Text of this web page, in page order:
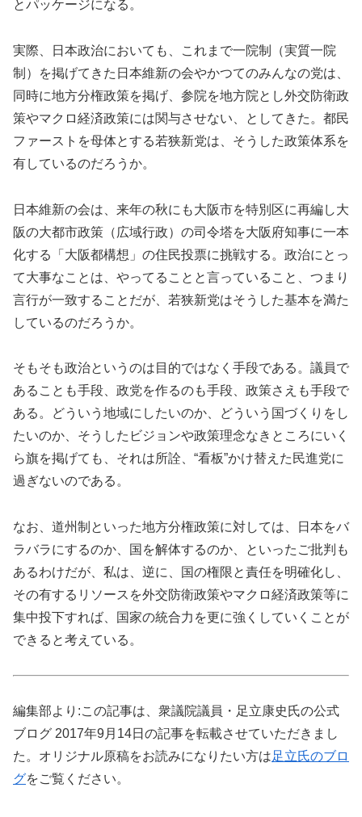
とパッケージになる。
実際、日本政治においても、これまで一院制（実質一院
制）を掲げてきた日本維新の会やかつてのみんなの党は、
同時に地方分権政策を掲げ、参院を地方院とし外交防衛政
策やマクロ経済政策には関与させない、としてきた。都民
ファーストを母体とする若狭新党は、そうした政策体系を
有しているのだろうか。
日本維新の会は、来年の秋にも大阪市を特別区に再編し大
阪の大都市政策（広域行政）の司令塔を大阪府知事に一本
化する「大阪都構想」の住民投票に挑戦する。政治にとっ
て大事なことは、やってることと言っていること、つまり
言行が一致することだが、若狭新党はそうした基本を満た
しているのだろうか。
そもそも政治というのは目的ではなく手段である。議員で
あることも手段、政党を作るのも手段、政策さえも手段で
ある。どういう地域にしたいのか、どういう国づくりをし
たいのか、そうしたビジョンや政策理念なきところにいく
ら旗を掲げても、それは所詮、“看板”かけ替えた民進党に
過ぎないのである。
なお、道州制といった地方分権政策に対しては、日本をバ
ラバラにするのか、国を解体するのか、といったご批判も
あるわけだが、私は、逆に、国の権限と責任を明確化し、
その有するリソースを外交防衛政策やマクロ経済政策等に
集中投下すれば、国家の統合力を更に強くしていくことが
できると考えている。
編集部より:この記事は、衆議院議員・足立康史氏の公式
ブログ 2017年9月14日の記事を転載させていただきまし
た。オリジナル原稿をお読みになりたい方は足立氏のブロ
グをご覧ください。